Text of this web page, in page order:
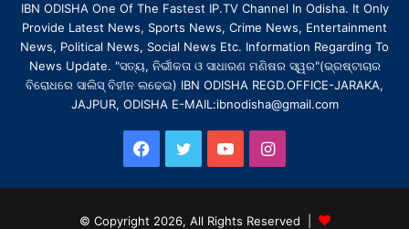
IBN ODISHA One Of The Fastest IP.TV Channel In Odisha. It Only
Provide Latest News, Sports News, Crime News, Entertainment
News, Political News, Social News Etc. Information Regarding To
News Update. "ସତ୍ୟ, ନିର୍ଭୀକତା ଓ ସାଧାରଣ ମଣିଷର ସ୍ୱର"(ଭ୍ରଷ୍ଟାଚାର
ବିରୋଧରେ ସାଲିସ୍ ବିହୀନ ଲଢେଇ) IBN ODISHA REGD.OFFICE-JARAKA,
JAJPUR, ODISHA E-MAIL:ibnodisha@gmail.com
Facebook
TwitterYouTubeInstagram
© Copyright 2026, All Rights Reserved |